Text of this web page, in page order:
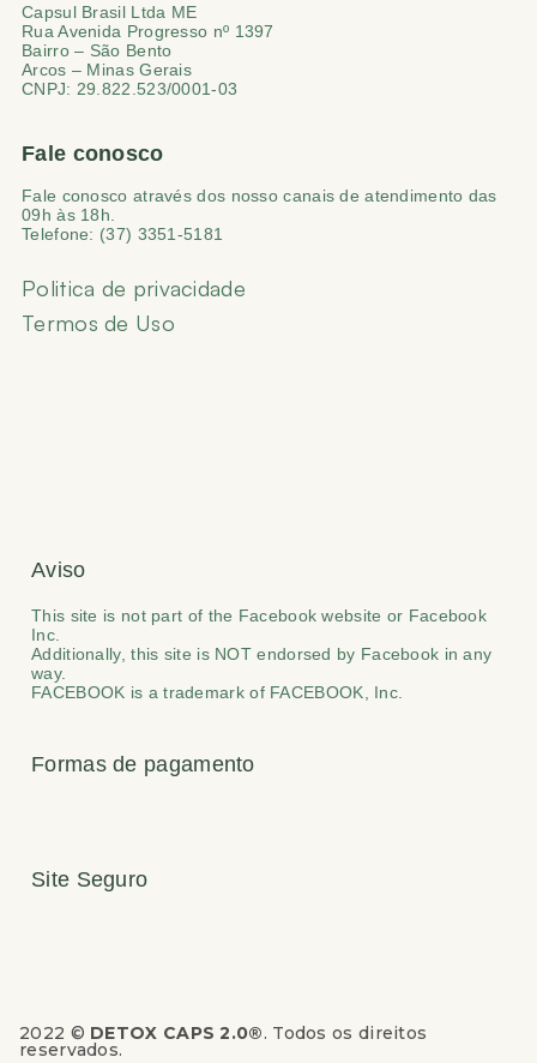
Capsul Brasil Ltda ME
Rua Avenida Progresso nº 1397
Bairro – São Bento
Arcos – Minas Gerais
CNPJ: 29.822.523/0001-03
Fale conosco
Fale conosco através dos nosso canais de atendimento das
09h às 18h.
Telefone: (37) 3351-5181
Politica de privacidade
Termos de Uso
Aviso
This site is not part of the Facebook website or Facebook
Inc.
Additionally, this site is NOT endorsed by Facebook in any
way.
FACEBOOK is a trademark of FACEBOOK, Inc.
Formas de pagamento
Site Seguro
2022 © DETOX CAPS 2.0®. Todos os direitos
reservados.